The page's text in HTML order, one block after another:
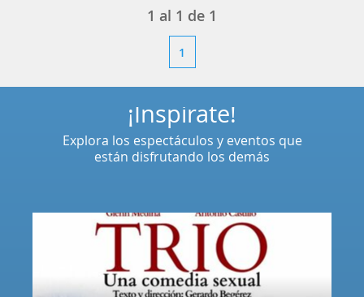
1 al 1 de 1
1
¡Inspírate!
Explora los espectáculos y eventos que
están disfrutando los demás